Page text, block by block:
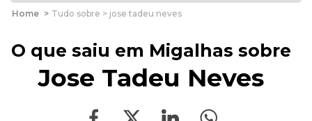
Home > Tudo sobre > jose tadeu neves
O que saiu em Migalhas sobre
Jose Tadeu Neves